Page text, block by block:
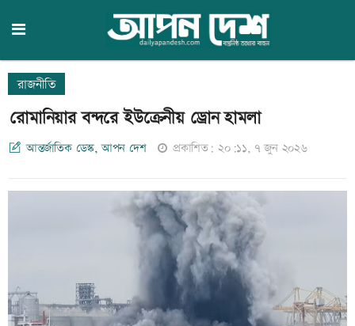
রাজনীতি
রোমানিয়ার বন্দরে ইউক্রেনীয় ড্রোন হামলা
আন্তর্জাতিক ডেস্ক, আপন দেশ প্রকাশিত: ২০:১১, ৭ জুন ২০২৬